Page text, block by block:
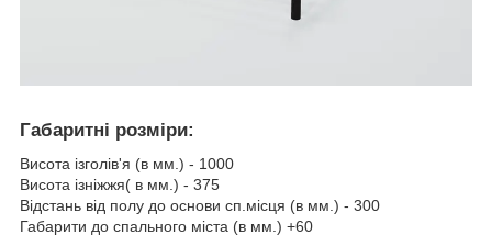
Габаритні розміри:
Висота ізголів'я (в мм.) - 1000
Висота ізніжжя( в мм.) - 375
Відстань від полу до основи сп.місця (в мм.) - 300
Габарити до спального міста (в мм.) +60